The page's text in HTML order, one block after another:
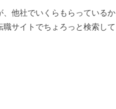
他社でいくらもらっているか
サイトでちょろっと検索して